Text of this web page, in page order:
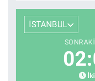
İSTANBUL